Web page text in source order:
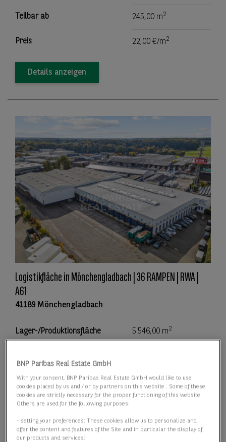
Teilbar ab 245,00 m2
Preis 22,00 €/m2
Details anzeigen
Logistikfläche in Mönchengladbach | 36 RAMPEN | RWA |
A61
41189 Mönchengladbach
Lager-/Produktionsfläche 5.546,00 m2
Preis Preis auf Anfrage
BNP Paribas Real Estate GmbH
With your consent, BNP Paribas Real Estate GmbH would like to use
cookies placed by us and / or by partners on this website . Some of these
cookies are strictly necessary for the proper functioning of this website.
Others are used for the following purposes:
- setting your preferences: These cookies allow us to personalize and
offer the content and features of the Site and in particular the display of
our products and services;